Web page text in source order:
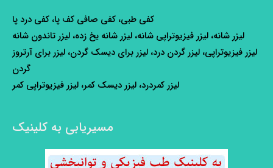
کفی طبی، کفی صافی کف پا، کفی درد پا
لیزر شانه، لیزر فیزیوتراپی شانه، لیزر شانه یخ زده، لیزر تاندون شانه
لیزر فیزیوتراپی، لیزر گردن درد، لیزر برای دیسک گردن، لیزر برای آرتروز
گردن
لیزر کمردرد، لیزر دیسک کمر، لیزر فیزیوتراپی کمر
مسیریابی به کلینیک